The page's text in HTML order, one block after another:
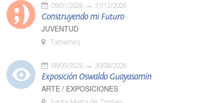
09/01/2026 31/12/2026
Construyendo mi Futuro
JUVENTUD
Tamames
08/05/2026 30/08/2026
Exposición Oswaldo Guayasamín
ARTE / EXPOSICIONES